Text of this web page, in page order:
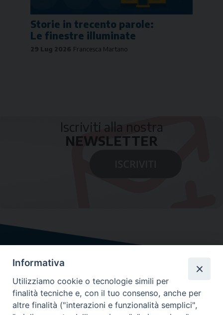
Storie in trecento parole:
Le finestre illuminate
29 Lug 2026 Francesca Martano
Iscriviti alla nostra
NEWSLETTER
Informativa
Utilizziamo cookie o tecnologie simili per
finalità tecniche e, con il tuo consenso, anche per
altre finalità ("interazioni e funzionalità semplici",